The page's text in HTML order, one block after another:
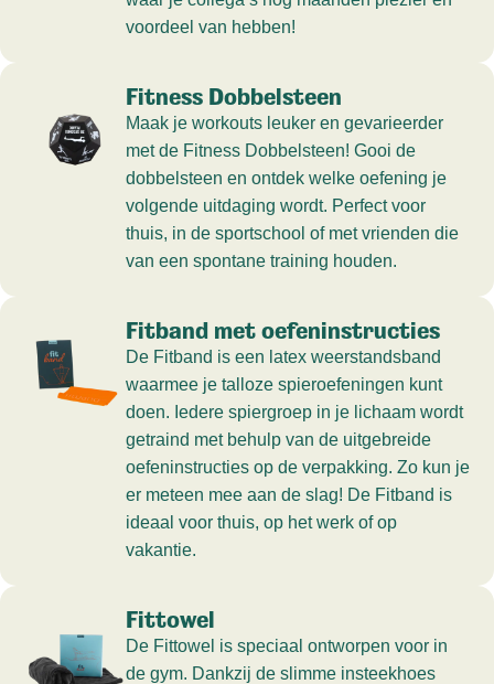
voordeel van hebben!
Fitness Dobbelsteen
Maak je workouts leuker en gevarieerder
met de Fitness Dobbelsteen! Gooi de
dobbelsteen en ontdek welke oefening je
volgende uitdaging wordt. Perfect voor
thuis, in de sportschool of met vrienden die
van een spontane training houden.
Fitband met oefeninstructies
De Fitband is een latex weerstandsband
waarmee je talloze spieroefeningen kunt
doen. Iedere spiergroep in je lichaam wordt
getraind met behulp van de uitgebreide
oefeninstructies op de verpakking. Zo kun je
er meteen mee aan de slag! De Fitband is
ideaal voor thuis, op het werk of op
vakantie.
Fittowel
De Fittowel is speciaal ontworpen voor in
de gym. Dankzij de slimme insteekhoes